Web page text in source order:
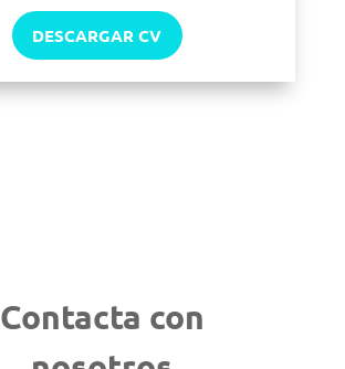
DESCARGAR CV
Contacta con